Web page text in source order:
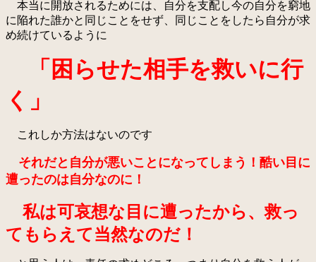
本当に開放されるためには、自分を支配し今の自分を窮地
に陥れた誰かと同じことをせず、同じことをしたら自分が求
め続けているように
「困らせた相手を救いに行
く」
これしか方法はないのです
それだと自分が悪いことになってしまう！酷い目に
遭ったのは自分なのに！
私は可哀想な目に遭ったから、救っ
てもらえて当然なのだ！